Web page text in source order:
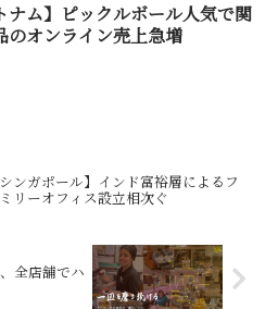
ナム】ピックルボール人気で関
のオンライン売上急増
シンガポール】インド富裕層によるフ
リーオフィス設立相次ぐ
全店舗でハ